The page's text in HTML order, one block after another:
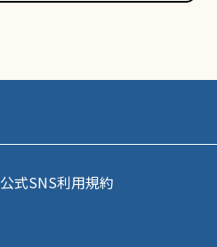
公式SNS利用規約